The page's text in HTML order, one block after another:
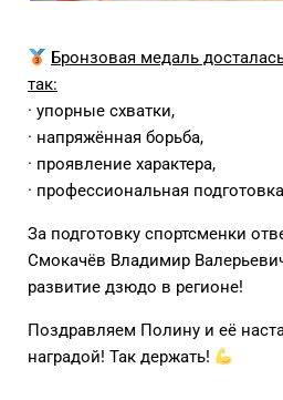
Бронзовая медаль
так:
· упорные схватки,
· напряжённая борьба,
· проявление характера,
· профессиональная
За подготовку спортсменки
Смокачёв Владимир
развитие дзюдо в регионе!
Поздравляем Полину и её
наградой! Так держать!